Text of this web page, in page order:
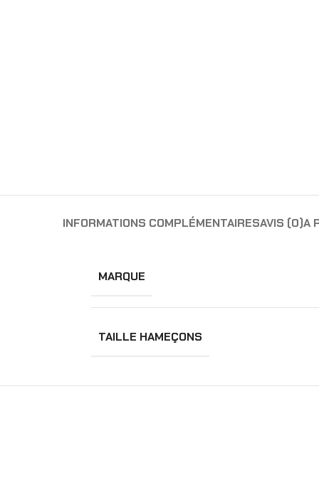
INFORMATIONS COMPLÉMENTAIRESAVIS (0)A
MARQUE
TAILLE HAMEÇONS